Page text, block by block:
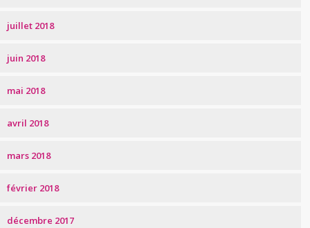
juillet 2018
juin 2018
mai 2018
avril 2018
mars 2018
février 2018
décembre 2017